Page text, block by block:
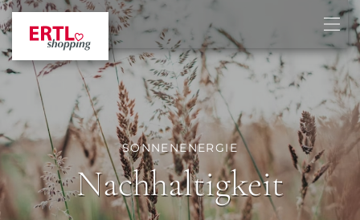
SONNENENERGIE
Nachhaltigkeit